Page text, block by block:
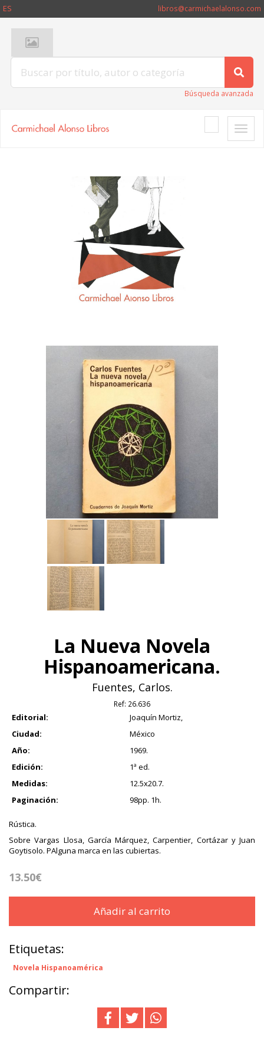
ES libros@carmichaelalonso.com
Búsqueda avanzada
Toggle
La Nueva Novela
Hispanoamericana.
Fuentes, Carlos.
Ref: 26.636
Editorial:
Joaquín Mortiz,
Ciudad:
México
Año:
1969.
Edición:
1ª ed.
Medidas:
12.5x20.7.
Paginación:
98pp. 1h.
Rústica.
Sobre Vargas Llosa, García Márquez, Carpentier, Cortázar y Juan
Goytisolo. PAlguna marca en las cubiertas.
13.50€
Añadir al carrito
Etiquetas:
Novela Hispanoamérica
Compartir: